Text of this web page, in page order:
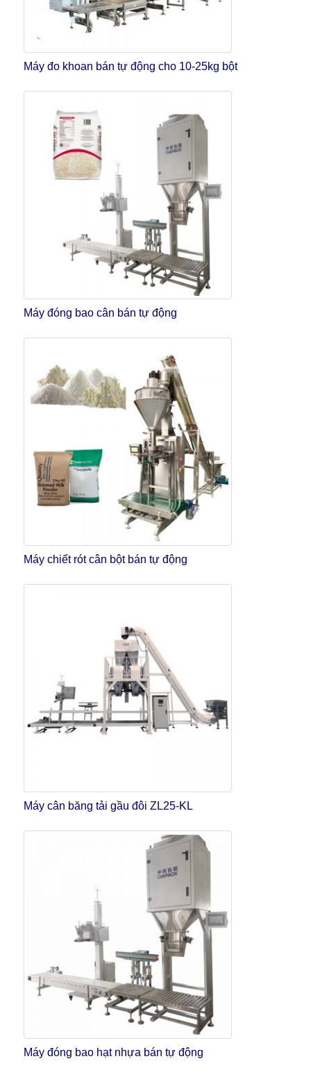
Máy đo khoan bán tự động cho 10-25kg bột
Máy đóng bao cân bán tự động
Máy chiết rót cân bột bán tự động
Máy cân băng tải gầu đôi ZL25-KL
Máy đóng bao hạt nhựa bán tự động